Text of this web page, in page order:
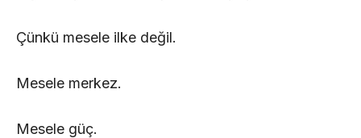
Çünkü mesele ilke değil.
Mesele merkez.
Mesele güç.